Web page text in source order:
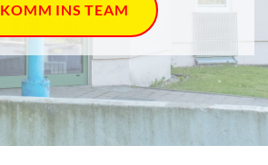
KOMM INS TEAM